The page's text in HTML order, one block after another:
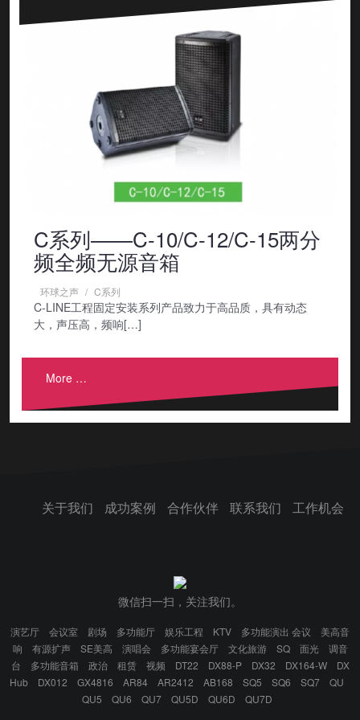
C系列——C-10/C-12/C-15两分
频全频无源音箱
环球之声 C系列
C-LINE工程固定安装系列产品致力于高品质，具有动态
大，声压高，频响[…]
More …
关于我们 成功案例 合作伙伴 联系我们 工作机会
微信扫一扫，关注我们。
演艺厅 会议室 剧场 多功能厅 娱乐工程 KTV 多功能演出 会议
美高音
响
有源扩声 SE美高 演唱会 多功能宴会厅 文化旅游 SQ 面光
调音
台
多功能音箱 政治 租赁 视频 DT22 DX88-P DX32 DX164-W
DX
Hub
DX012 GX4816 AR84 AR2412 AB168 SQ5 SQ6 SQ7
QU
QU5
QU6 QU7 QU5D QU6D QU7D